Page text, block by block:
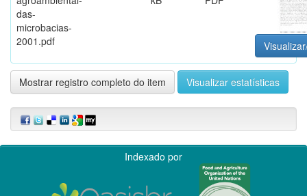
das-
microbacias-
2001.pdf
Mostrar registro completo do item Visualizar estatísticas
Indexado por